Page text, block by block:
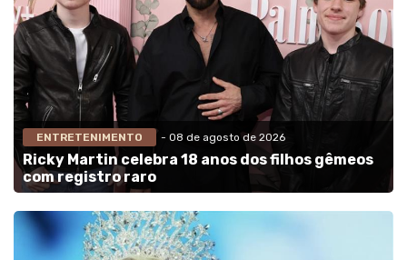
ENTRETENIMENTO - 08 de agosto de 2026
Ricky Martin celebra 18 anos dos filhos gêmeos
com registro raro